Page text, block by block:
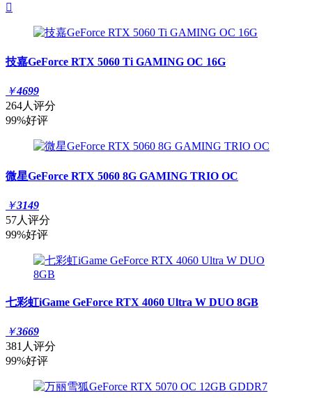

技嘉GeForce RTX 5060 Ti GAMING OC 16G
￥4699
264人评分
99%好评
微星GeForce RTX 5060 8G GAMING TRIO OC
￥3149
57人评分
99%好评
七彩虹iGame GeForce RTX 4060 Ultra W DUO 8GB
￥3669
381人评分
99%好评